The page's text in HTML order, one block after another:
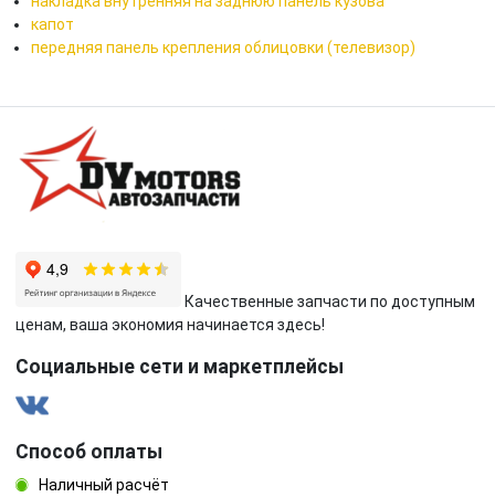
капот
передняя панель крепления облицовки (телевизор)
Качественные запчасти по доступным
ценам, ваша экономия начинается здесь!
Социальные сети и маркетплейсы
Способ оплаты
Наличный расчёт